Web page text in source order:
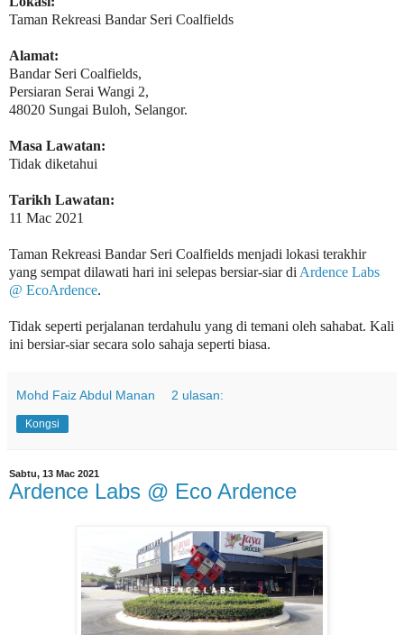
Taman Rekreasi Bandar Seri Coalfields
Alamat:
Bandar Seri Coalfields,
Persiaran Serai Wangi 2,
48020 Sungai Buloh, Selangor.
Masa Lawatan:
Tidak diketahui
Tarikh Lawatan:
11 Mac 2021
Taman Rekreasi Bandar Seri Coalfields menjadi lokasi terakhir
yang sempat dilawati hari ini selepas bersiar-siar diArdence Labs
@ EcoArdence.
Tidak seperti perjalanan terdahulu yang di temani oleh sahabat. Kali
ini bersiar-siar secara solo sahaja seperti biasa.
Mohd Faiz Abdul Manan 2 ulasan:
Kongsi
Sabtu, 13 Mac 2021
Ardence Labs @ Eco Ardence